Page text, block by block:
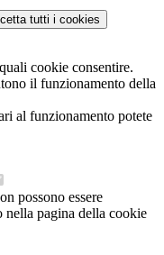
tutti i cookies
cookie consentire.
il funzionamento della
al funzionamento potete
possono essere
nella pagina della cookie